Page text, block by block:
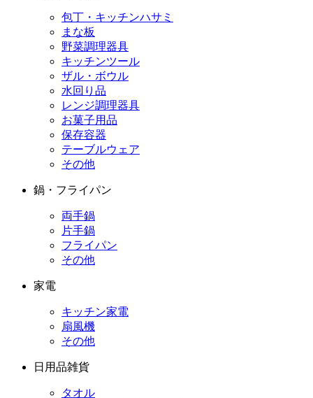
包丁・キッチンハサミ
まな板
野菜調理器具
キッチンツール
ザル・ボウル
水回り品
レンジ調理器具
お菓子用品
保存容器
テーブルウェア
その他
鍋・フライパン
両手鍋
片手鍋
フライパン
その他
家電
キッチン家電
扇風機
その他
日用品雑貨
タオル